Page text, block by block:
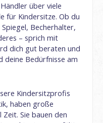
über viele
für Kindersitze. Ob du
Becherhalter,
– sprich mit
dich gut beraten und
deine Bedürfnisse am
Kindersitzprofis
haben große
Zeit. Sie bauen den